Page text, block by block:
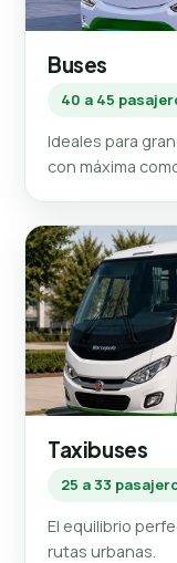
Buses
40 a 45
Ideales para
con máxima
Taxibuses
25 a 33
El equilibrio
rutas urbanas.